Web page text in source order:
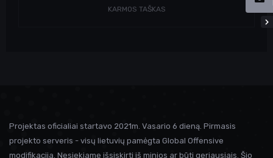
KARMOS TAŠKAS
Projektas oficialiai startavo 2021m. Vasario 6 dieną. Pirmasis
projekto serveris - visų lietuvių pamėgta Global Offensive
modifikacija. Nesiekiame išsiskirti iš minios ar būti geriausiais. Šio